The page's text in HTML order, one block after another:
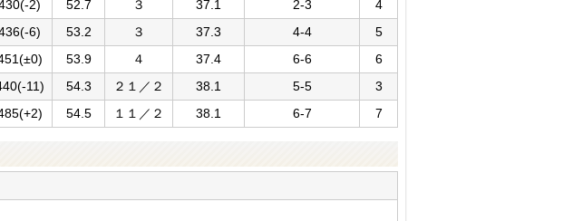
2) 52.7 ３ 37.1 2-3
4
6) 53.2 ３ 37.3 4-4
5
53.9 ４ 37.4 6-6
6
11) 54.3 ２１／２ 38.1 5-5
3
54.5 １１／２ 38.1 6-7 7